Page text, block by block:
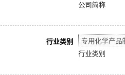
公司简称
行业类别
行业类别